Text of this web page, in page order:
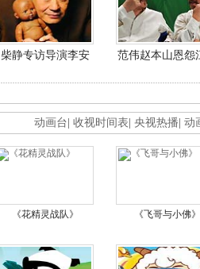
柴静专访导演李安 范伟赵本山恩怨
动画台 收视时间表 央视热播 动
《花精灵战队》 《飞哥与小佛》